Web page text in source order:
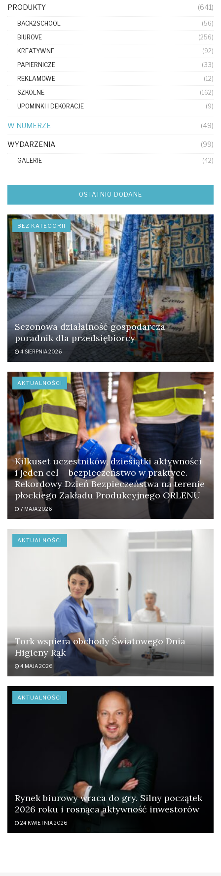
PRODUKTY (641)
BACK2SCHOOL
(56)
BIUROVE
(256)
KREATYWNE
(92)
PAPIERNICZE
(33)
REKLAMOWE
(12)
SZKOLNE
(162)
UPOMINKI I DEKORACJE
(9)
W NUMERZE (49)
WYDARZENIA (99)
GALERIE (42)
OSTATNIO DODANE
BEZ KATEGORII
Sezonowa działalność gospodarcza –
poradnik dla przedsiębiorcy
4 SIERPNIA 2026
AKTUALNOŚCI
Kilkuset uczestników, dziesiątki aktywności
i jeden cel – bezpieczeństwo w praktyce.
Rekordowy Dzień Bezpieczeństwa na terenie
płockiego Zakładu Produkcyjnego ORLENU
7 MAJA 2026
AKTUALNOŚCI
Tork wspiera obchody Światowego Dnia
Higieny Rąk
4 MAJA 2026
AKTUALNOŚCI
Rynek biurowy wraca do gry. Silny początek
2026 roku i rosnąca aktywność inwestorów
24 KWIETNIA 2026